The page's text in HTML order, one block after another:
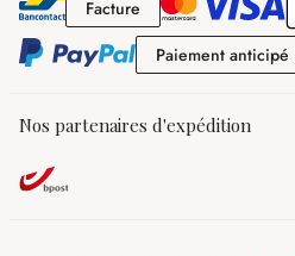
FactureFacture
Paiement anticipé
Nos partenaires d'expédition